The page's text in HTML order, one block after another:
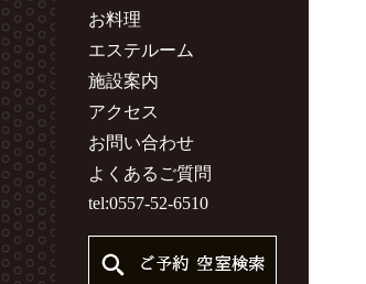
お料理
エステルーム
施設案内
アクセス
お問い合わせ
よくあるご質問
tel:0557-52-6510